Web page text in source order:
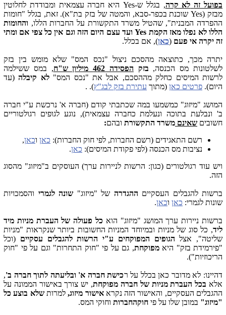
בפועל זה לא קרה
, בגלל ש-Yes היא חברה עצמאית ומבודדת לחלוטין
מבזק (Yes שוכנת בכפר-סבא, והמטה של בזק בת"א). זאת, בגלל "חומות
ההפרדה המבנית", שהטיל משרד התקשורת על החברות הללו, והחומות
הללו
לא נפלו מאז הקמת Yes ועד עצם היום הזה וגם אין כל צפי אם ומתי
זה יקרה אי פעם (כאן), אם בכלל.
יתרה מכך, כתוצאה מהסכם ניצול "נכס המס" שלא מומש בין בזק
לשלטונות מס הכנסה, בזק הפסידה 462 מיליון ש"ח
, במס ששילמה
לרשות המיסים כחלק מההסכם, אבל את "נכס המס"לא קיבלה(עד
היום). פרטים כאן (מתוך עתירת בזק לבג"ץ). .
המושג "מיזוג" כמשמעו במה שכתבתי קודם (חברה א' נרכשת ע"י חברה
ב' ונבלעת בתוכה ונעלמת כחברה עצמאית), נוגע לגופים רגולטוריים
חשובים שאינם משרד התקשורת ובהם:
רשם התאגידים (רשם החברות, לפי חוק החברות): כאן וכאן,
נציבות מס הכנסה (לפי פקודת המיסים): כאן.
ויש עוד רגולטורים (כגון: הרשות לניירות ערך) העוסקים ב"מיזוג" מהסוג
הזה.
ברשות להגבלים העסקיים ההגדרה של "מיזוג" שונה לגמרי והסמכויות
שונות לגמרי: כאן וכאן.
ברשות ניירות ערך המושג "מיזוג" הוא כל פעולה של העברת מניות מיד
ליד, כל סוג של מניות ובמיוחד המניות החשובות ביותר שנקראות "מניות
שליטה", אצל הגופים המפוקחים ע"י הרשות להגבלים עסקיים (וכל
"פירמידת בזק" היאמפוקחת, גם על פי "חוק התחרות" וגם על פי "חוק
הריכוזיות").
דהיינו: לא מדובר כאן בכלל על רכישת חברה א' ובליעתה לתוך חברה ב',
אלא בכל העברת מניות של חברה מפוקחת, יש צורך באישור הממונה על
ההגבלים העסקיים, והאישור הזה נקראאישור מיזוג,למרותשלא בוצע כל
"מיזוג" במובן שלו על פי חוקהחברות וחוקי המס.